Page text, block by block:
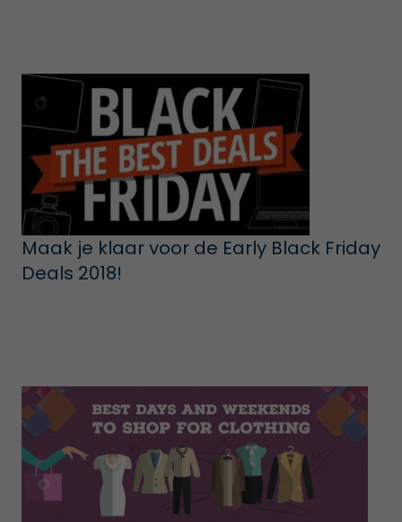
Maak je klaar voor de Early Black Friday
Deals 2018!